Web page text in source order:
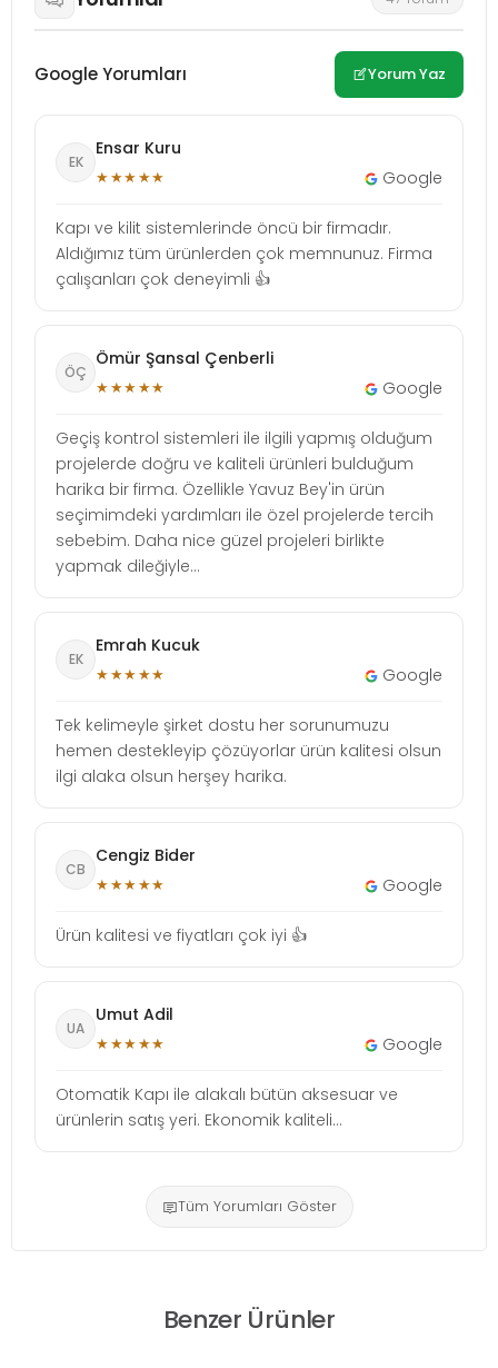
Google Yorumları Yorum Yaz
EK
Ensar Kuru
★★★★★ Google
Kapı ve kilit sistemlerinde öncü bir firmadır.
Aldığımız tüm ürünlerden çok memnunuz. Firma
çalışanları çok deneyimli 👍
ÖÇ
Ömür Şansal Çenberli
★★★★★ Google
Geçiş kontrol sistemleri ile ilgili yapmış olduğum
projelerde doğru ve kaliteli ürünleri bulduğum
harika bir firma. Özellikle Yavuz Bey'in ürün
seçimimdeki yardımları ile özel projelerde tercih
sebebim. Daha nice güzel projeleri birlikte
yapmak dileğiyle...
EK
Emrah Kucuk
★★★★★ Google
Tek kelimeyle şirket dostu her sorunumuzu
hemen destekleyip çözüyorlar ürün kalitesi olsun
ilgi alaka olsun herşey harika.
CB
Cengiz Bider
★★★★★ Google
Ürün kalitesi ve fiyatları çok iyi 👍
UA
Umut Adil
★★★★★ Google
Otomatik Kapı ile alakalı bütün aksesuar ve
ürünlerin satış yeri. Ekonomik kaliteli...
Tüm Yorumları Göster
Benzer Ürünler